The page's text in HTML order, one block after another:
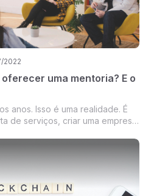
2022
uma mentoria? E o
anos. Isso é uma realidade. É
de serviços, criar uma empresa
mentoria e proporcionar o